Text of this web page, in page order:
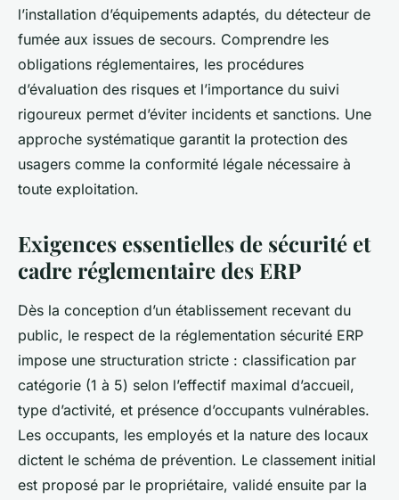
l’installation d’équipements adaptés, du détecteur de
fumée aux issues de secours. Comprendre les
obligations réglementaires, les procédures
d’évaluation des risques et l’importance du suivi
rigoureux permet d’éviter incidents et sanctions. Une
approche systématique garantit la protection des
usagers comme la conformité légale nécessaire à
toute exploitation.
Exigences essentielles de sécurité et
cadre réglementaire des ERP
Dès la conception d’un établissement recevant du
public, le respect de la réglementation sécurité ERP
impose une structuration stricte : classification par
catégorie (1 à 5) selon l’effectif maximal d’accueil,
type d’activité, et présence d’occupants vulnérables.
Les occupants, les employés et la nature des locaux
dictent le schéma de prévention. Le classement initial
est proposé par le propriétaire, validé ensuite par la